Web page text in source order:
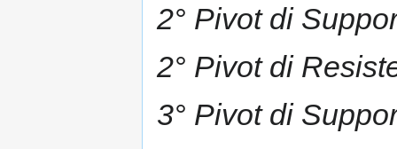
2° Pivot di
2° Pivot di
3° Pivot di